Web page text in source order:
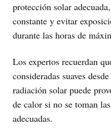
protección solar
constante y evitar
durante las horas de
Los expertos recuerdan
consideradas suaves
radiación solar puede
de calor si no se toman
adecuadas.